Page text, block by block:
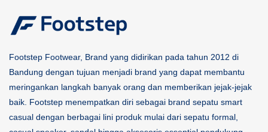
Footstep Footwear, Brand yang didirikan pada tahun 2012 di
Bandung dengan tujuan menjadi brand yang dapat membantu
meringankan langkah banyak orang dan memberikan jejak-jejak
baik. Footstep menempatkan diri sebagai brand sepatu smart
casual dengan berbagai lini produk mulai dari sepatu formal,